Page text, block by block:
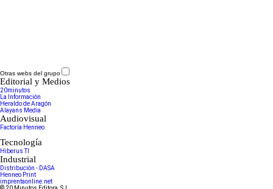
Otras webs del grupo
Editorial y Medios
20minutos
La Información
Heraldo de Aragón
Alayans Media
Audiovisual
Factoría Henneo
Tecnología
Hiberus TI
Industrial
Distribución - DASA
Henneo Print
imprentaonline.net